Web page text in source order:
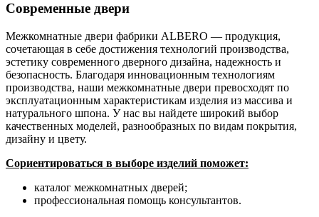
Современные двери
Межкомнатные двери фабрики ALBERO — продукция,
сочетающая в себе достижения технологий производства,
эстетику современного дверного дизайна, надежность и
безопасность. Благодаря инновационным технологиям
производства, наши межкомнатные двери превосходят по
эксплуатационным характеристикам изделия из массива и
натурального шпона. У нас вы найдете широкий выбор
качественных моделей, разнообразных по видам покрытия,
дизайну и цвету.
Сориентироваться в выборе изделий поможет:
каталог межкомнатных дверей;
профессиональная помощь консультантов.